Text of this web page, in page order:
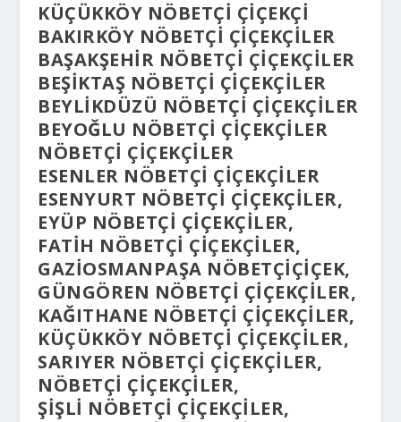
KÜÇÜKKÖY NÖBETÇI ÇIÇEKÇI
BAKIRKÖY NÖBETÇI ÇIÇEKÇILER
BAŞAKŞEHIR NÖBETÇI ÇIÇEKÇILER
BEŞIKTAŞ NÖBETÇI ÇIÇEKÇILER
BEYLIKDÜZÜ NÖBETÇI ÇIÇEKÇILER
BEYOĞLU NÖBETÇI ÇIÇEKÇILER
NÖBETÇI ÇIÇEKÇILER
ESENLER NÖBETÇI ÇIÇEKÇILER
ESENYURT NÖBETÇI ÇIÇEKÇILER,
EYÜP NÖBETÇI ÇIÇEKÇILER,
FATIH NÖBETÇI ÇIÇEKÇILER,
GAZIOSMANPAŞA NÖBETÇIÇIÇEK,
GÜNGÖREN NÖBETÇI ÇIÇEKÇILER,
KAĞITHANE NÖBETÇI ÇIÇEKÇILER,
KÜÇÜKKÖY NÖBETÇI ÇIÇEKÇILER,
SARIYER NÖBETÇI ÇIÇEKÇILER,
NÖBETÇI ÇIÇEKÇILER,
ŞIŞLI NÖBETÇI ÇIÇEKÇILER,